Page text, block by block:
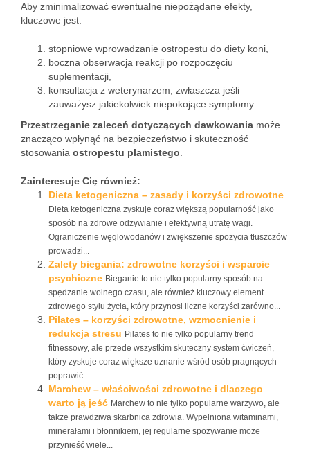
Aby zminimalizować ewentualne niepożądane efekty,
kluczowe jest:
stopniowe wprowadzanie ostropestu do diety koni,
boczna obserwacja reakcji po rozpoczęciu
suplementacji,
konsultacja z weterynarzem, zwłaszcza jeśli
zauważysz jakiekolwiek niepokojące symptomy.
Przestrzeganie zaleceń dotyczących dawkowania może
znacząco wpłynąć na bezpieczeństwo i skuteczność
stosowania ostropestu plamistego
Zainteresuje Cię również:
Dieta ketogeniczna – zasady i korzyści zdrowotne
Dieta ketogeniczna zyskuje coraz większą popularność jako
sposób na zdrowe odżywianie i efektywną utratę wagi.
Ograniczenie węglowodanów i zwiększenie spożycia tłuszczów
prowadzi...
Zalety biegania: zdrowotne korzyści i wsparcie
psychiczne Bieganie to nie tylko popularny sposób na
spędzanie wolnego czasu, ale również kluczowy element
zdrowego stylu życia, który przynosi liczne korzyści zarówno...
Pilates – korzyści zdrowotne, wzmocnienie i
redukcja stresu Pilates to nie tylko popularny trend
fitnessowy, ale przede wszystkim skuteczny system ćwiczeń,
który zyskuje coraz większe uznanie wśród osób pragnących
poprawić...
Marchew – właściwości zdrowotne i dlaczego
warto ją jeść Marchew to nie tylko popularne warzywo, ale
także prawdziwa skarbnica zdrowia. Wypełniona witaminami,
minerałami i błonnikiem, jej regularne spożywanie może
przynieść wiele...